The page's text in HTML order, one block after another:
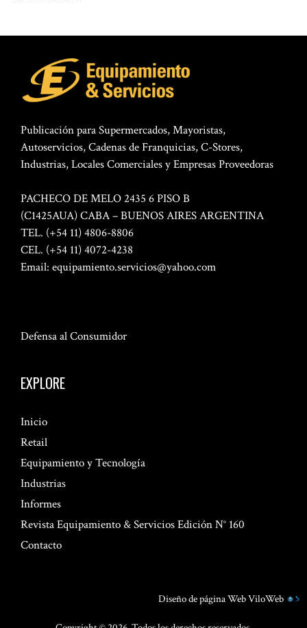
Publicación para Supermercados, Mayoristas,
Autoservicios, Cadenas de Franquicias, C-Stores,
Industrias, Locales Comerciales y Empresas Proveedoras
PACHECO DE MELO 2435 6 PISO B
(C1425AUA) CABA – BUENOS AIRES ARGENTINA
TEL. (+54 11) 4806-8806
CEL. (+54 11) 4072-4238
Email: equipamiento.servicios@yahoo.com
Defensa al Consumidor
EXPLORE
Inicio
Retail
Equipamiento y Tecnología
Industrias
Informes
Revista Equipamiento & Servicios Edición N° 160
Contacto
Diseño de página WebViloWeb